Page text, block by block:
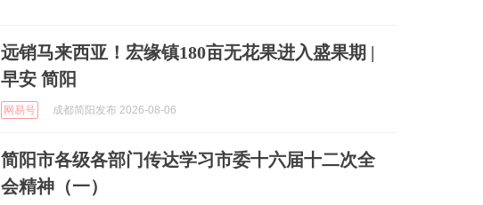
远销马来西亚！宏缘镇180亩无花果进入盛果期 |
早安 简阳
网易号 成都简阳发布 2026-08-06
简阳市各级各部门传达学习市委十六届十二次全
会精神（一）